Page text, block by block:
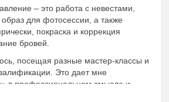
– это работа с невестами,
для фотосессии, а также
покраска и коррекция
бровей.
посещая разные мастер-классы и
Это дает мне
в профессиональном смысле и